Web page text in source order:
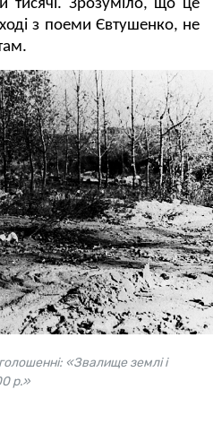
тисячі. Зрозуміло, що це
з поеми Євтушенко, не
«Звалище землі і
р.»